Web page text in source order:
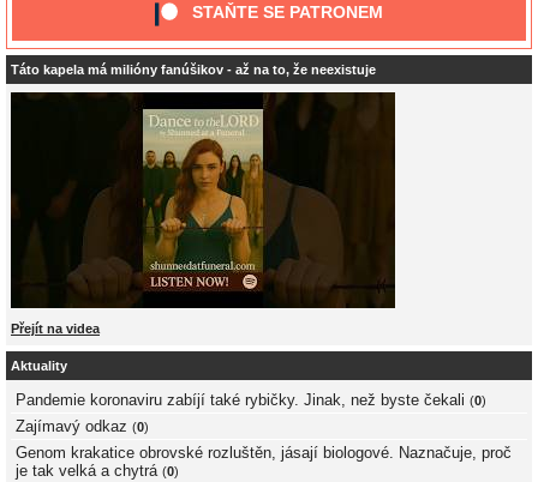
STAŇTE SE PATRONEM
Táto kapela má milióny fanúšikov - až na to, že neexistuje
Přejít na videa
Aktuality
Pandemie koronaviru zabíjí také rybičky. Jinak, než byste čekali (0)
Zajímavý odkaz (0)
Genom krakatice obrovské rozluštěn, jásají biologové. Naznačuje, proč
je tak velká a chytrá (0)